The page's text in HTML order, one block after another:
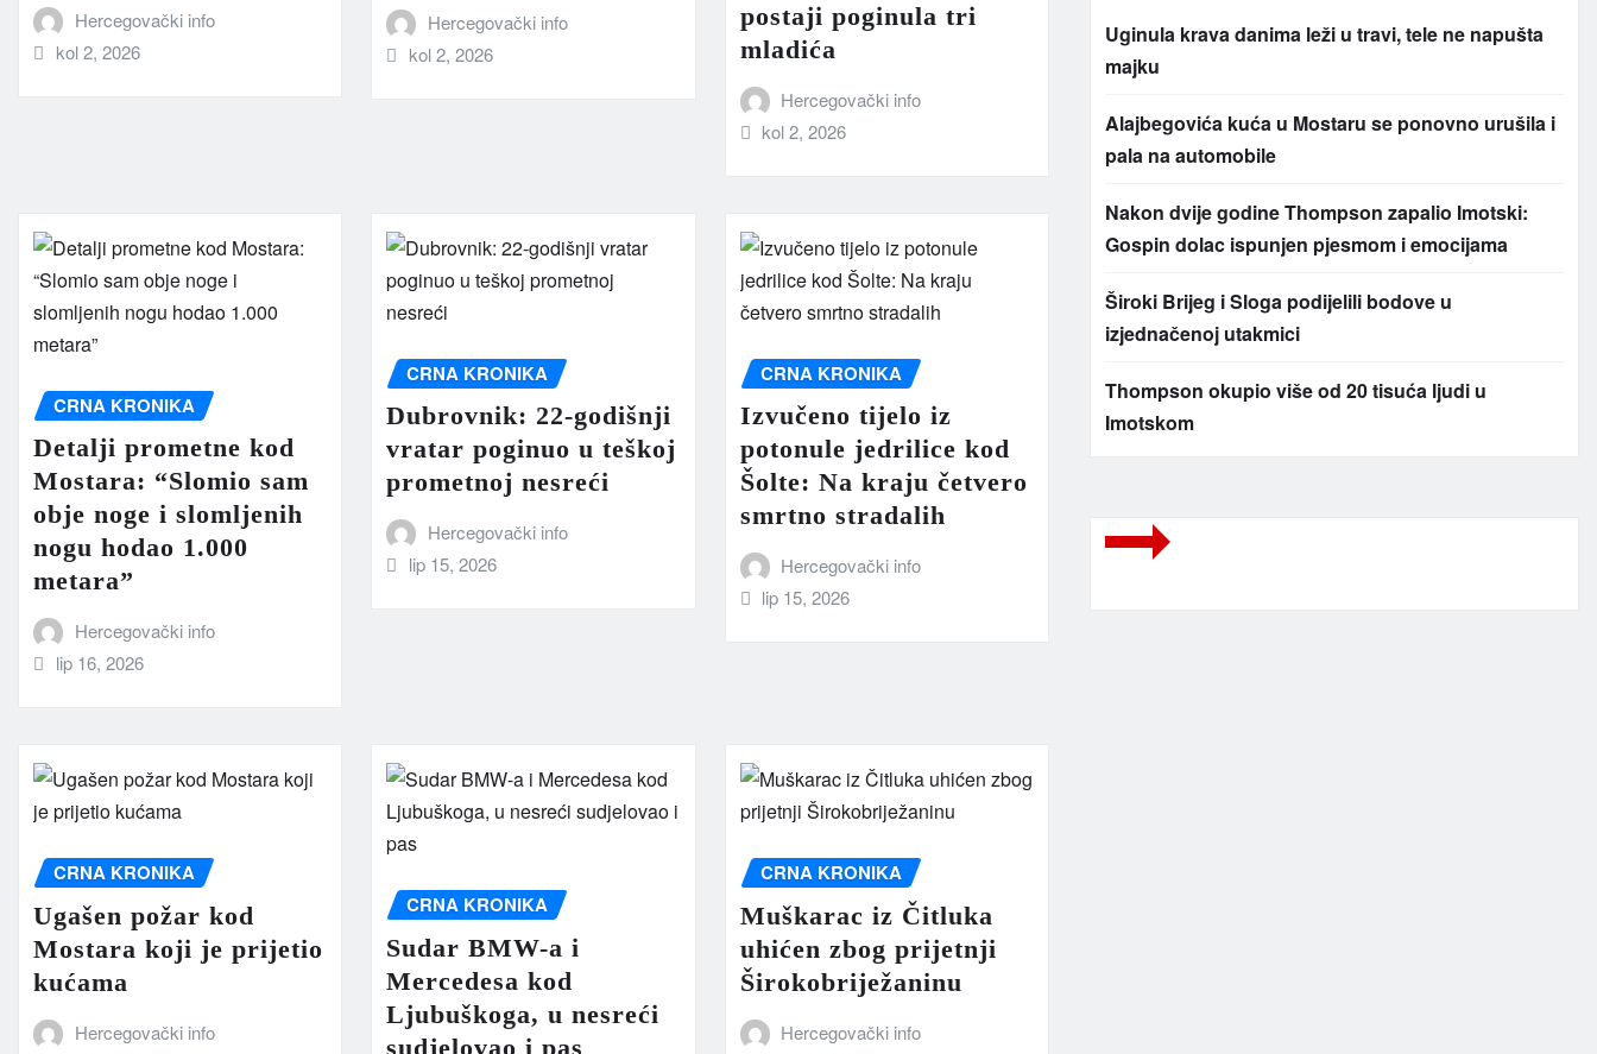
Hercegovački info
kol 2, 2026
Hercegovački info
kol 2, 2026
postaji poginula tri
mladića
Hercegovački info
kol 2, 2026
CRNA KRONIKA
Detalji prometne kod
Mostara: “Slomio sam
obje noge i slomljenih
nogu hodao 1.000
metara”
Hercegovački info
lip 16, 2026
CRNA KRONIKA
Dubrovnik: 22-godišnji
vratar poginuo u teškoj
prometnoj nesreći
Hercegovački info
lip 15, 2026
CRNA KRONIKA
Izvučeno tijelo iz
potonule jedrilice kod
Šolte: Na kraju četvero
smrtno stradalih
Hercegovački info
lip 15, 2026
CRNA KRONIKA
Ugašen požar kod
Mostara koji je prijetio
kućama
Hercegovački info
CRNA KRONIKA
Sudar BMW-a i
Mercedesa kod
Ljubuškoga, u nesreći
sudjelovao i pas
CRNA KRONIKA
Muškarac iz Čitluka
uhićen zbog prijetnji
Širokobriježaninu
Hercegovački info
Uginula krava danima leži u travi, tele ne napušta
majku
Alajbegovića kuća u Mostaru se ponovno urušila i
pala na automobile
Nakon dvije godine Thompson zapalio Imotski:
Gospin dolac ispunjen pjesmom i emocijama
Široki Brijeg i Sloga podijelili bodove u
izjednačenoj utakmici
Thompson okupio više od 20 tisuća ljudi u
Imotskom